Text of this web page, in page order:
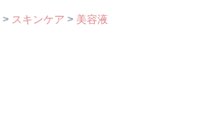
> スキンケア > 美容液